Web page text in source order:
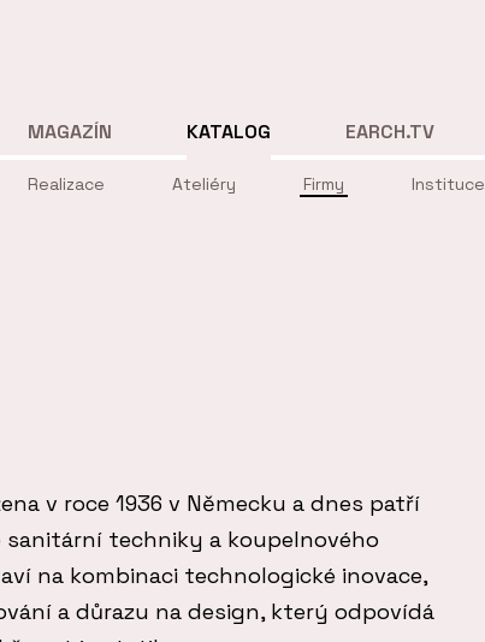
MAGAZÍN KATALOG
Realizace Ateliéry Firmy Instituce
EARCH.TV
v roce 1936 v Německu a dnes patří
techniky a koupelnového
na kombinaci technologické inovace,
a důrazu na design, který odpovídá